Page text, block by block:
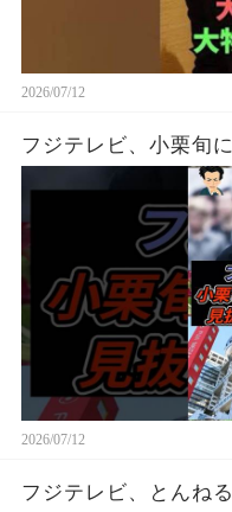
2026/07/12
フジテレビ、小栗旬
2026/07/12
フジテレビ、とんね